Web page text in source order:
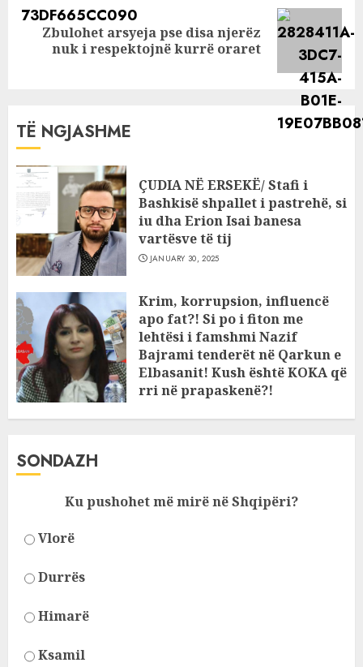
Next
post:
Zbulohet arsyeja pse disa njerëz
nuk i respektojnë kurrë oraret
TË NGJASHME
ÇUDIA NË ERSEKË/ Stafi i
Bashkisë shpallet i pastrehë, si
iu dha Erion Isai banesa
vartësve të tij
JANUARY 30, 2025
Krim, korrupsion, influencë
apo fat?! Si po i fiton me
lehtësi i famshmi Nazif
Bajrami tenderët në Qarkun e
Elbasanit! Kush është KOKA që
rri në prapaskenë?!
SONDAZH
Ku pushohet më mirë në Shqipëri?
Vlorë
Durrës
Himarë
Ksamil